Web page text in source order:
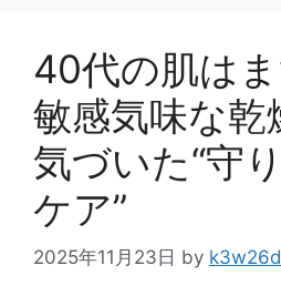
40代の肌はま
敏感気味な乾
気づいた“守
ケア”
2025年11月23日 by